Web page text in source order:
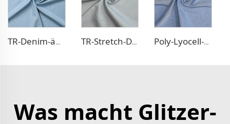
TR-Denim-ähnlicher Stoff TR-Stretch-Denim-ähnlicher Stoff Poly-Lyocell-Denim-ähnliches Gewebe
Was macht Glitzer-